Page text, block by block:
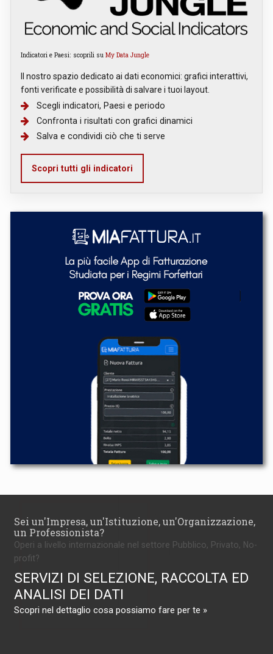
Indicatori e Paesi: scoprili su My Data Jungle
Il nostro spazio dedicato ai dati economici: grafici interattivi,
fonti verificate e possibilità di salvare i tuoi layout.
Scegli indicatori, Paesi e periodo
Confronta i risultati con grafici dinamici
Salva e condividi ciò che ti serve
Scopri tutti gli indicatori
Sei un'Impresa, un'Istituzione, un'Organizzazione,
un Professionista?
Operi a livello internazionale nel settore Pubblico, Privato, No-
profit?
SERVIZI DI SELEZIONE, RACCOLTA ED
ANALISI DEI DATI
Scopri nel dettaglio cosa possiamo fare per te »